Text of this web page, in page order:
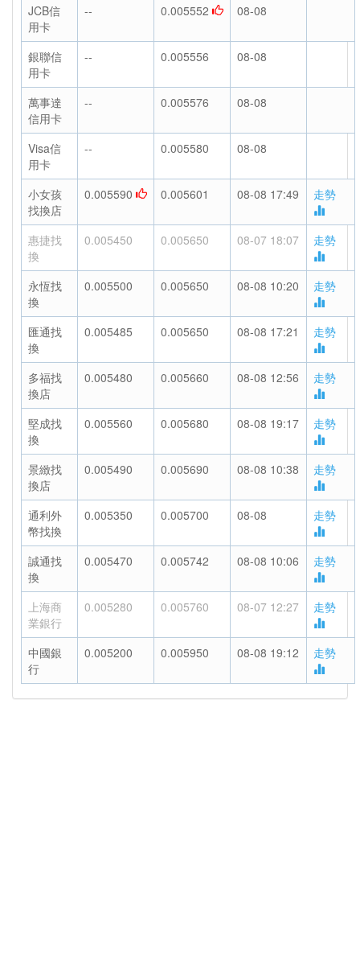
JCB信
用卡
-- 0.005552 08-08
銀聯信
用卡
-- 0.005556 08-08
萬事達
信用卡
-- 0.005576 08-08
Visa信
用卡
-- 0.005580 08-08
小女孩
找換店
0.005590 0.005601 08-08 17:49 走勢
惠捷找
換
0.005450 0.005650 08-07 18:07 走勢
永恆找
換
0.005500 0.005650 08-08 10:20 走勢
匯通找
換
0.005485 0.005650 08-08 17:21 走勢
多福找
換店
0.005480 0.005660 08-08 12:56 走勢
堅成找
換
0.005560 0.005680 08-08 19:17 走勢
景緻找
換店
0.005490 0.005690 08-08 10:38 走勢
通利外
幣找換
0.005350 0.005700 08-08 走勢
誠通找
換
0.005470 0.005742 08-08 10:06 走勢
上海商
業銀行
0.005280 0.005760 08-07 12:27 走勢
中國銀
行
0.005200 0.005950 08-08 19:12 走勢